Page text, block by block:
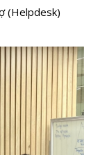
(Helpdesk)